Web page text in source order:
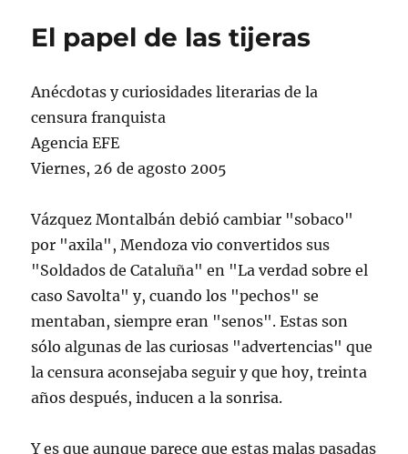
El papel de las tijeras
Anécdotas y curiosidades literarias de la
censura franquista
Agencia EFE
Viernes, 26 de agosto 2005
Vázquez Montalbán debió cambiar "sobaco"
por "axila", Mendoza vio convertidos sus
"Soldados de Cataluña" en "La verdad sobre el
caso Savolta" y, cuando los "pechos" se
mentaban, siempre eran "senos". Estas son
sólo algunas de las curiosas "advertencias" que
la censura aconsejaba seguir y que hoy, treinta
años después, inducen a la sonrisa.
Y es que aunque parece que estas malas pasadas